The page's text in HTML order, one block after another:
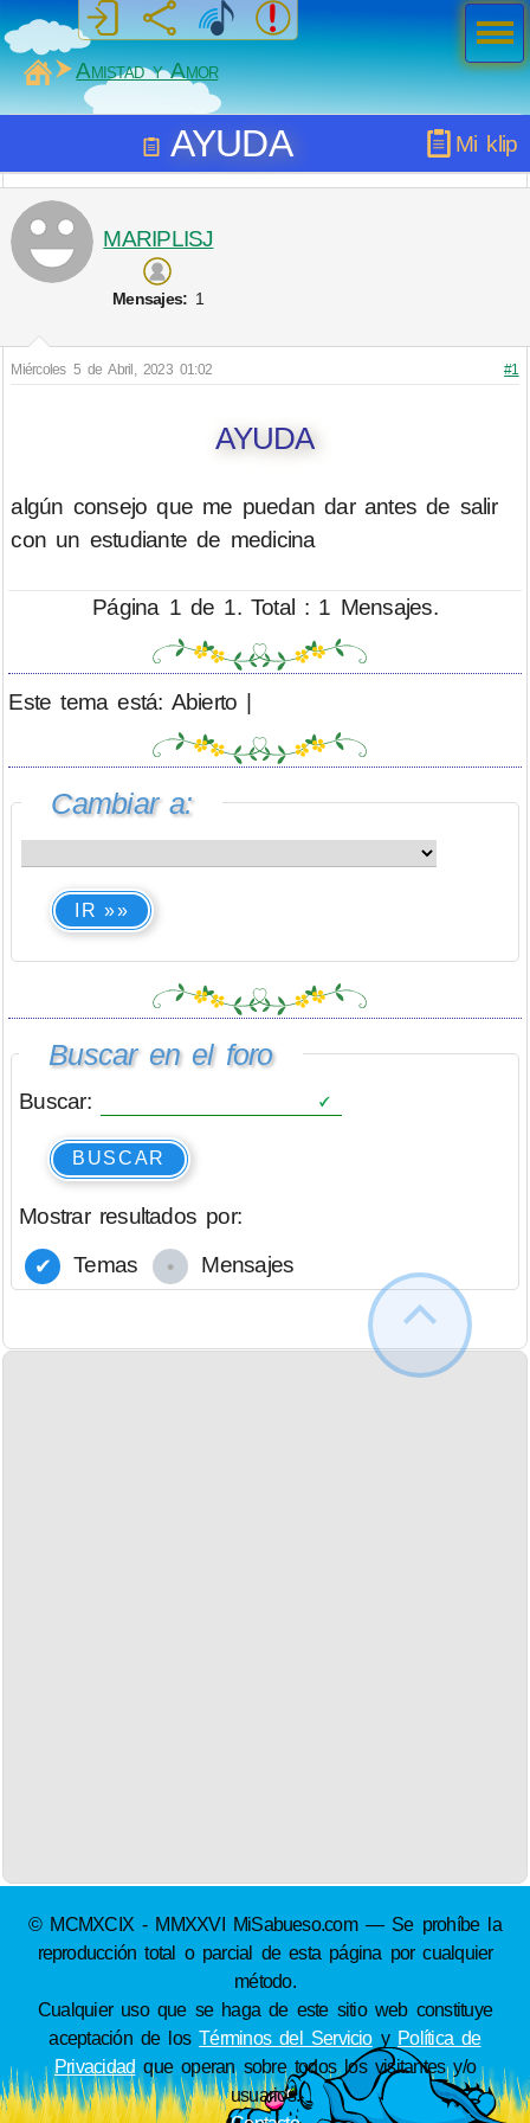
MiSabueso
Amistad y Amor
Mi klip
AYUDA
MARIPLISJ
Mensajes: 1
Miércoles 5 de Abril, 2023 01:02 #1
AYUDA
algún consejo que me puedan dar antes de salir
con un estudiante de medicina
Página 1 de 1. Total : 1 Mensajes.
Este tema está: Abierto |
Cambiar a:
IR »»
Buscar en el foro
Buscar:
BUSCAR
Mostrar resultados por:
Temas
Mensajes
Men
ú
© MCMXCIX - MMXXVI MiSabueso.com — Se prohíbe la
reproducción total o parcial de esta página por cualquier
método.
Cualquier uso que se haga de este sitio web constituye
aceptación de losTérminos del Servicioy Política de
Privacidad que operan sobre todos los visitantes y/o
usuarios.